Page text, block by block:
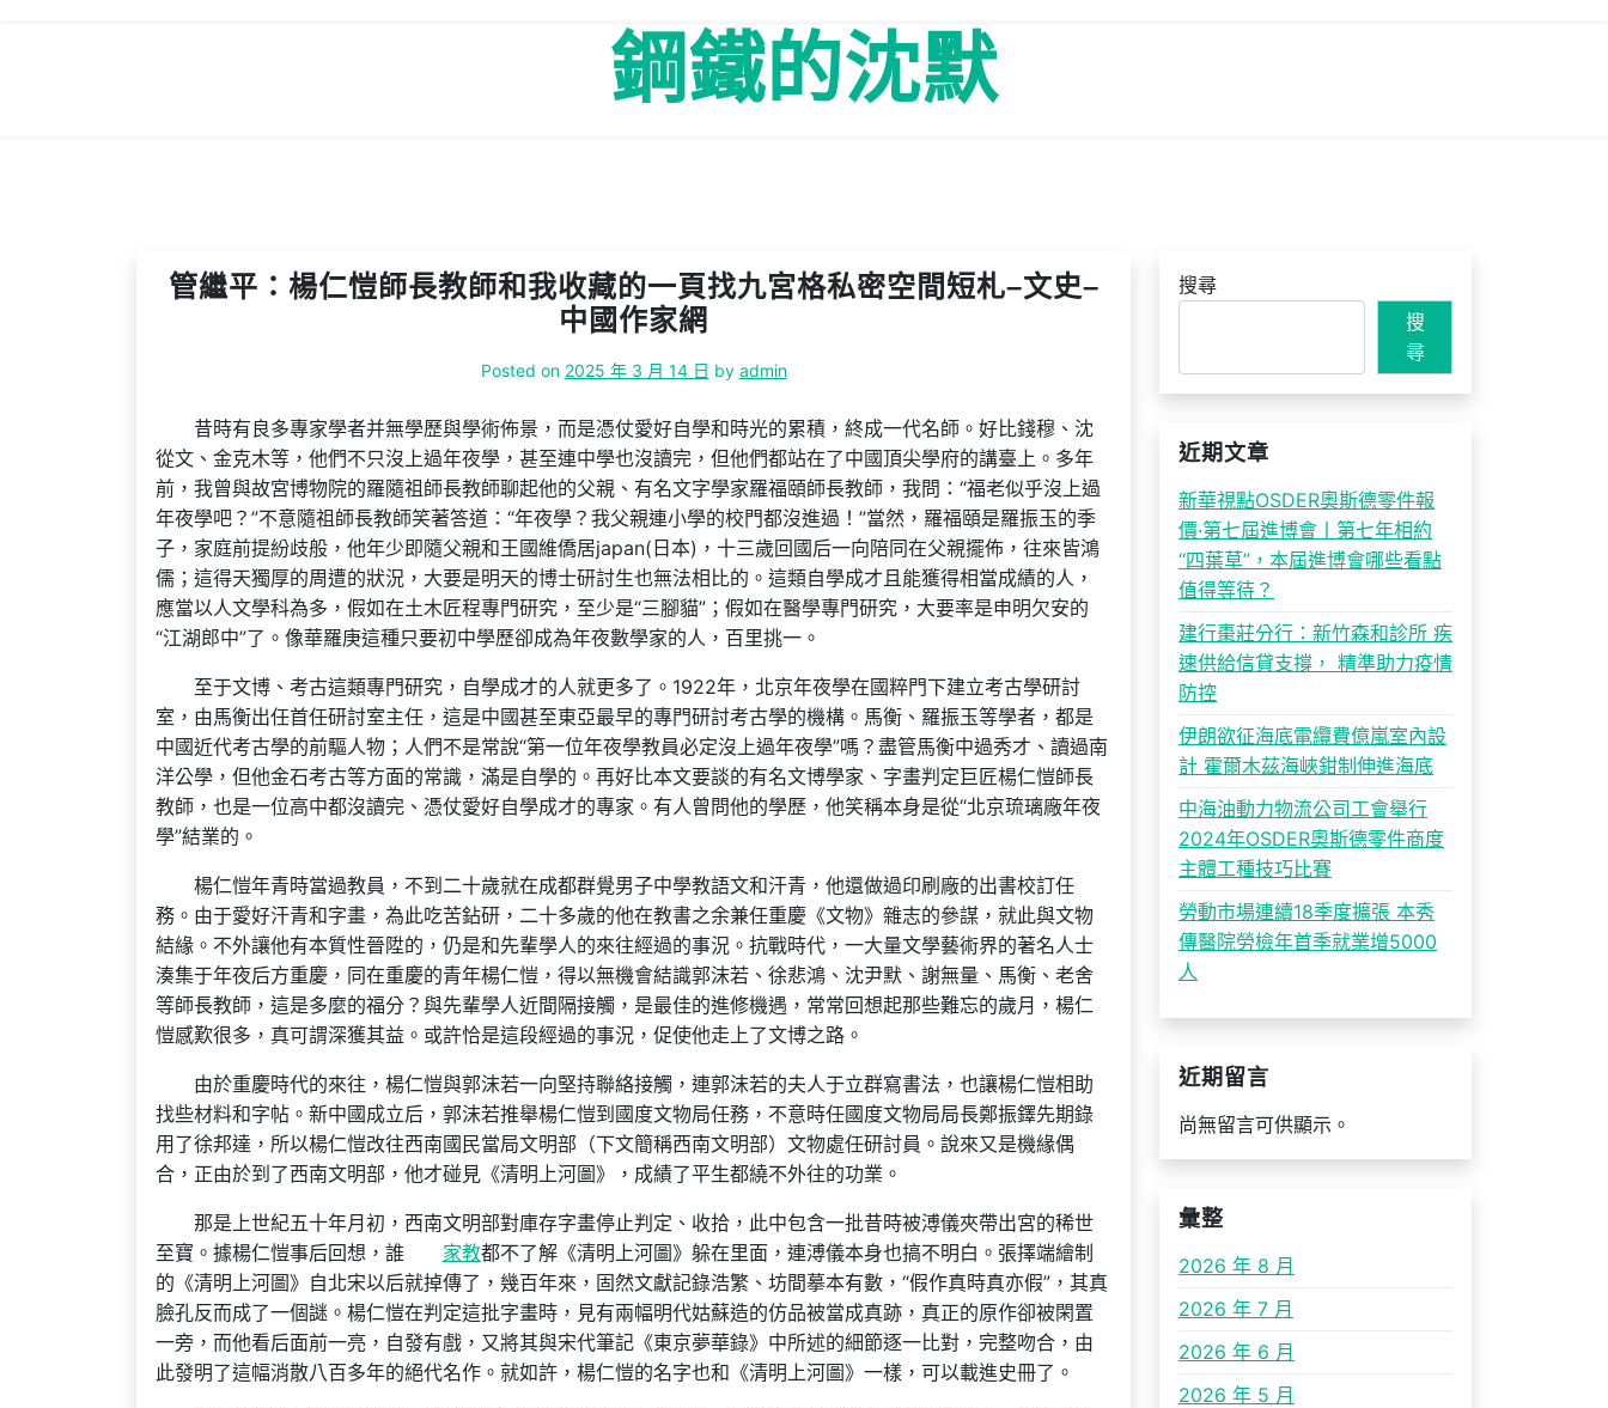
鋼鐵的沈默
管繼平：楊仁愷師長教師和我收藏的一頁找九宮格私密空間短札–文史–
中國作家網
Posted on 2025 年 3 月 14 日 by admin
昔時有良多專家學者并無學歷與學術佈景，而是憑仗愛好自學和時光的累積，終成一代名師。好比錢穆、沈
從文、金克木等，他們不只沒上過年夜學，甚至連中學也沒讀完，但他們都站在了中國頂尖學府的講臺上。多年
前，我曾與故宮博物院的羅隨祖師長教師聊起他的父親、有名文字學家羅福頤師長教師，我問：“福老似乎沒上過
年夜學吧？”不意隨祖師長教師笑著答道：“年夜學？我父親連小學的校門都沒進過！”當然，羅福頤是羅振玉的季
子，家庭前提紛歧般，他年少即隨父親和王國維僑居japan(日本)，十三歲回國后一向陪同在父親擺佈，往來皆鴻
儒；這得天獨厚的周遭的狀況，大要是明天的博士研討生也無法相比的。這類自學成才且能獲得相當成績的人，
應當以人文學科為多，假如在土木匠程專門研究，至少是“三腳貓”；假如在醫學專門研究，大要率是申明欠安的
“江湖郎中”了。像華羅庚這種只要初中學歷卻成為年夜數學家的人，百里挑一。
至于文博、考古這類專門研究，自學成才的人就更多了。1922年，北京年夜學在國粹門下建立考古學研討
室，由馬衡出任首任研討室主任，這是中國甚至東亞最早的專門研討考古學的機構。馬衡、羅振玉等學者，都是
中國近代考古學的前驅人物；人們不是常說“第一位年夜學教員必定沒上過年夜學”嗎？盡管馬衡中過秀才、讀過南
洋公學，但他金石考古等方面的常識，滿是自學的。再好比本文要談的有名文博學家、字畫判定巨匠楊仁愷師長
教師，也是一位高中都沒讀完、憑仗愛好自學成才的專家。有人曾問他的學歷，他笑稱本身是從“北京琉璃廠年夜
學”結業的。
楊仁愷年青時當過教員，不到二十歲就在成都群覺男子中學教語文和汗青，他還做過印刷廠的出書校訂任
務。由于愛好汗青和字畫，為此吃苦鉆研，二十多歲的他在教書之余兼任重慶《文物》雜志的參謀，就此與文物
結緣。不外讓他有本質性晉陞的，仍是和先輩學人的來往經過的事況。抗戰時代，一大量文學藝術界的著名人士
湊集于年夜后方重慶，同在重慶的青年楊仁愷，得以無機會結識郭沫若、徐悲鴻、沈尹默、謝無量、馬衡、老舍
等師長教師，這是多麼的福分？與先輩學人近間隔接觸，是最佳的進修機遇，常常回想起那些難忘的歲月，楊仁
愷感歎很多，真可謂深獲其益。或許恰是這段經過的事況，促使他走上了文博之路。
由於重慶時代的來往，楊仁愷與郭沫若一向堅持聯絡接觸，連郭沫若的夫人于立群寫書法，也讓楊仁愷相助
找些材料和字帖。新中國成立后，郭沫若推舉楊仁愷到國度文物局任務，不意時任國度文物局局長鄭振鐸先期錄
用了徐邦達，所以楊仁愷改往西南國民當局文明部（下文簡稱西南文明部）文物處任研討員。說來又是機緣偶
合，正由於到了西南文明部，他才碰見《清明上河圖》，成績了平生都繞不外往的功業。
那是上世紀五十年月初，西南文明部對庫存字畫停止判定、收拾，此中包含一批昔時被溥儀夾帶出宮的稀世
至寶。據楊仁愷事后回想，誰
家教都不了解《清明上河圖》躲在里面，連溥儀本身也搞不明白。張擇端繪制
的《清明上河圖》自北宋以后就掉傳了，幾百年來，固然文獻記錄浩繁、坊間摹本有數，“假作真時真亦假”，其真
臉孔反而成了一個謎。楊仁愷在判定這批字畫時，見有兩幅明代姑蘇造的仿品被當成真跡，真正的原作卻被閑置
一旁，而他看后面前一亮，自發有戲，又將其與宋代筆記《東京夢華錄》中所述的細節逐一比對，完整吻合，由
此發明了這幅消散八百多年的絕代名作。就如許，楊仁愷的名字也和《清明上河圖》一樣，可以載進史冊了。
搜尋
搜
尋
近期文章
新華視點OSDER奧斯德零件報
價·第七屆進博會丨第七年相約
“四葉草”，本屆進博會哪些看點
值得等待？
建行棗莊分行：新竹森和診所 疾
速供給信貸支撐， 精準助力疫情
防控
伊朗欲征海底電纜費億嵐室內設
計 霍爾木茲海峽鉗制伸進海底
中海油動力物流公司工會舉行
2024年OSDER奧斯德零件商度
主體工種技巧比賽
勞動市場連續18季度擴張 本秀
傳醫院勞檢年首季就業增5000
人
近期留言
尚無留言可供顯示。
彙整
2026 年 8 月
2026 年 7 月
2026 年 6 月
2026 年 5 月